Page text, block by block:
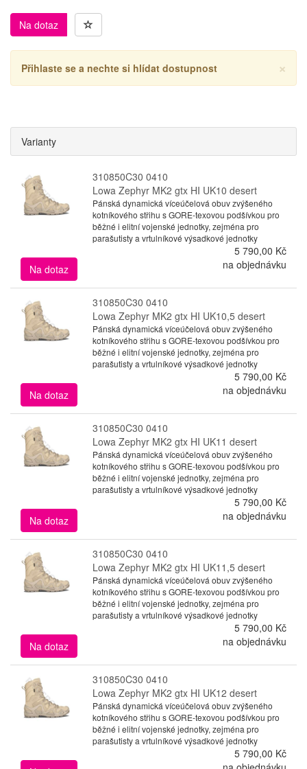
Na dotaz
×
Přihlaste se a nechte si hlídat dostupnost
Varianty
310850C30 0410
Lowa Zephyr MK2 gtx HI UK10 desert
Pánská dynamická víceúčelová obuv zvýšeného
kotníkového střihu s GORE-texovou podšívkou pro
běžné i elitní vojenské jednotky, zejména pro
parašutisty a vrtulníkové výsadkové jednotky
5 790,00 Kč
Na dotaz
na objednávku
310850C30 0410
Lowa Zephyr MK2 gtx HI UK10,5 desert
Pánská dynamická víceúčelová obuv zvýšeného
kotníkového střihu s GORE-texovou podšívkou pro
běžné i elitní vojenské jednotky, zejména pro
parašutisty a vrtulníkové výsadkové jednotky
5 790,00 Kč
Na dotaz
na objednávku
310850C30 0410
Lowa Zephyr MK2 gtx HI UK11 desert
Pánská dynamická víceúčelová obuv zvýšeného
kotníkového střihu s GORE-texovou podšívkou pro
běžné i elitní vojenské jednotky, zejména pro
parašutisty a vrtulníkové výsadkové jednotky
5 790,00 Kč
Na dotaz
na objednávku
310850C30 0410
Lowa Zephyr MK2 gtx HI UK11,5 desert
Pánská dynamická víceúčelová obuv zvýšeného
kotníkového střihu s GORE-texovou podšívkou pro
běžné i elitní vojenské jednotky, zejména pro
parašutisty a vrtulníkové výsadkové jednotky
5 790,00 Kč
Na dotaz
na objednávku
310850C30 0410
Lowa Zephyr MK2 gtx HI UK12 desert
Pánská dynamická víceúčelová obuv zvýšeného
kotníkového střihu s GORE-texovou podšívkou pro
běžné i elitní vojenské jednotky, zejména pro
parašutisty a vrtulníkové výsadkové jednotky
5 790,00 Kč